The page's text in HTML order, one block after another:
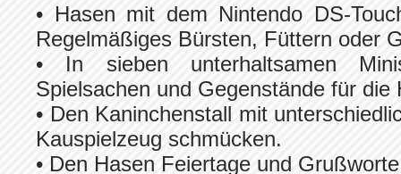
• Hasen mit dem Nintendo DS-
Regelmäßiges Bürsten, Füttern oder
• In sieben unterhaltsamen
Spielsachen und Gegenstände für die
• Den Kaninchenstall mit
Kauspielzeug schmücken.
• Den Hasen Feiertage und